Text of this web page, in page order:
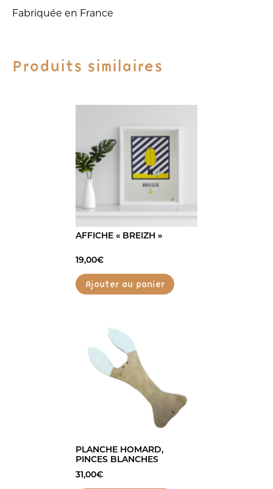
Fabriquée en France
Produits similaires
AFFICHE « BREIZH »
19,00€
Ajouter au panier
PLANCHE HOMARD,
PINCES BLANCHES
31,00€